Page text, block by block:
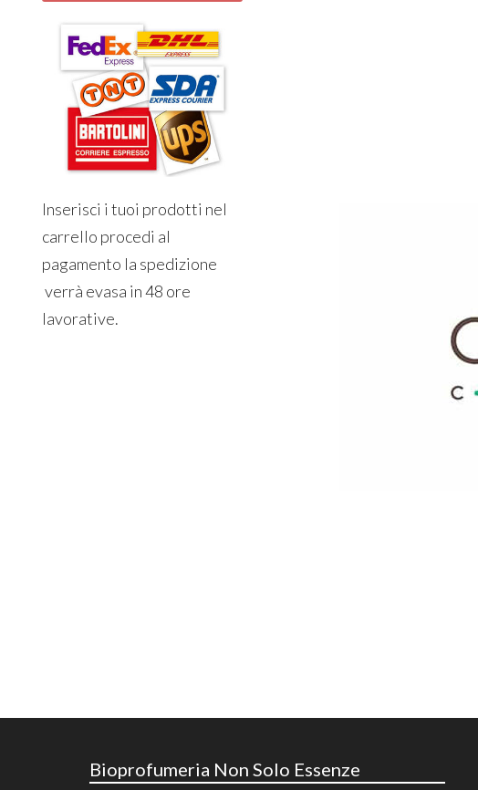
Inserisci i tuoi prodotti nel
carrello procedi al
pagamento la spedizione
verrà evasa in 48 ore
lavorative.
Bioprofumeria Non Solo Essenze